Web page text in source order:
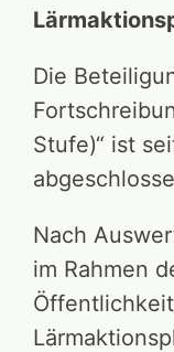
Die
Stufe)“ ist
Nach
im Rahmen